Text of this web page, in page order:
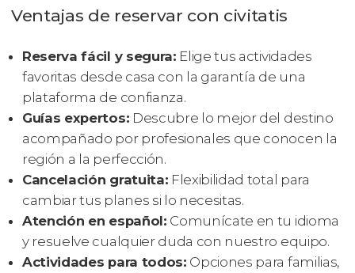
Ventajas de reservar con civitatis
Reserva fácil y segura: Elige tus actividades
favoritas desde casa con la garantía de una
plataforma de confianza.
Guías expertos: Descubre lo mejor del destino
acompañado por profesionales que conocen la
región a la perfección.
Cancelación gratuita: Flexibilidad total para
cambiar tus planes si lo necesitas.
Atención en español: Comunícate en tu idioma
y resuelve cualquier duda con nuestro equipo.
Actividades para todos: Opciones para familias,